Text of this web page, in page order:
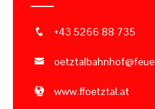
+43 5266 88 735
www.ffoetztal.at